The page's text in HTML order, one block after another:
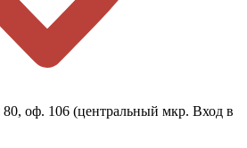
80, оф. 106 (центральный мкр. Вход в